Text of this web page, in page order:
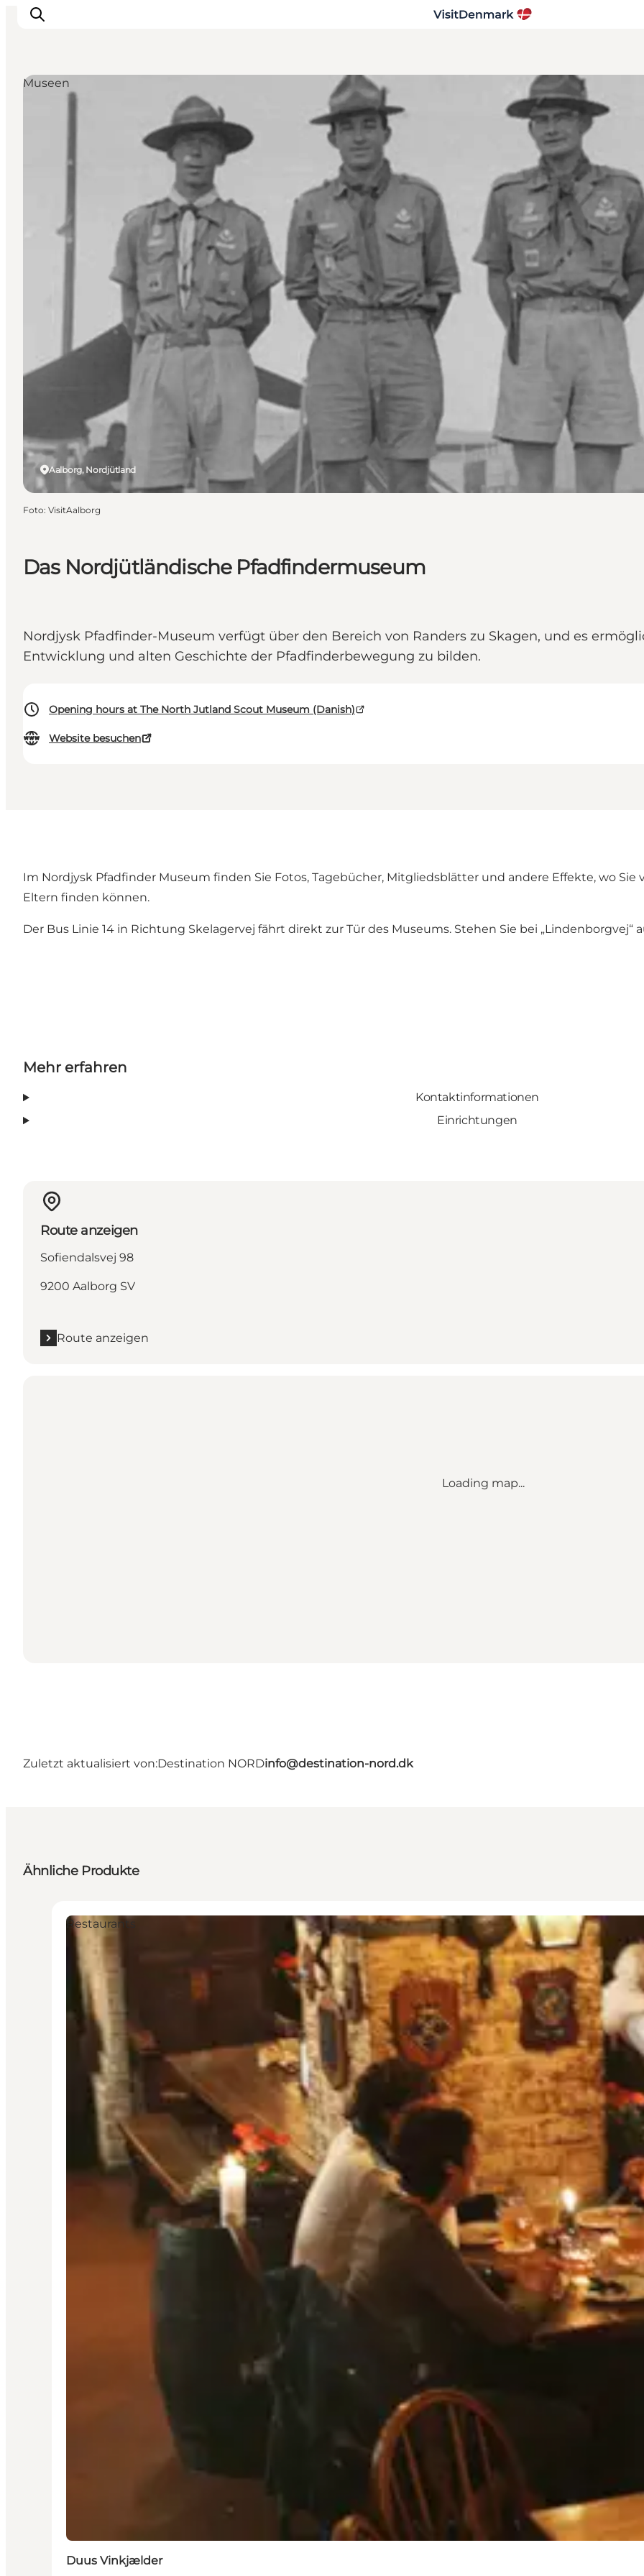
Erlebnisse
Das Nordjütländische Pfadfindermuseum
Nordjysk Pfadfinder-Museum verfügt über den Bereich von Randers zu Skagen, und es
Entwicklung und alten Geschichte der Pfadfinderbewegung zu bilden.
Opening hours at The North Jutland Scout Museum (Danish)
Website besuchen
Aalborg, Nordjütland
Museen
Foto: VisitAalborg
Im Nordjysk Pfadfinder Museum finden Sie Fotos, Tagebücher, Mitgliedsblätter und andere Effekte, wo
Eltern finden können.
Der Bus Linie 14 in Richtung Skelagervej fährt direkt zur Tür des Museums. Stehen Sie bei „Lindenborgvej“
Mehr erfahren
Kontaktinformationen
Einrichtungen
Route anzeigen
Sofiendalsvej 98
9200 Aalborg SV
Route anzeigen
Loading map...
Zuletzt aktualisiert von:Destination NORDinfo@destination-nord.dk
Ähnliche Produkte
Restaurants
Duus Vinkjælder